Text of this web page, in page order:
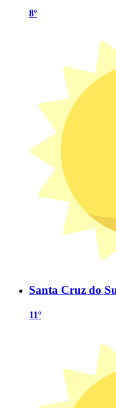
8º
Santa Cruz do
11º